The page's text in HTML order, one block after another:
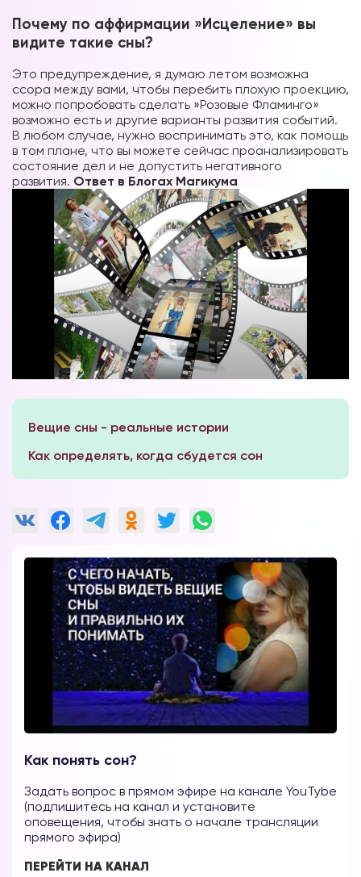
Почему по аффирмации »Исцеление» вы
видите такие сны?
Это предупреждение, я думаю летом возможна
ссора между вами, чтобы перебить плохую проекцию,
можно попробовать сделать »Розовые Фламинго»
возможно есть и другие варианты развития событий.
В любом случае, нужно воспринимать это, как помощь
в том плане, что вы можете сейчас проанализировать
состояние дел и не допустить негативного
развития. Ответ в Блогах Магикума
Вещие сны - реальные истории
Как определять, когда сбудется сон
Как понять сон?
Задать вопрос в прямом эфире на канале YouTybe
(подпишитесь на канал и установите
оповещения, чтобы знать о начале трансляции
прямого эфира)
ПЕРЕЙТИ НА КАНАЛ